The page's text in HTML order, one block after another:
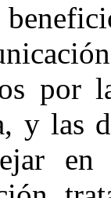
por
y las